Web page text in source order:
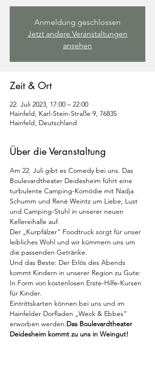
Anmeldung geschlossen
Jetzt andere Veranstaltungen
ansehen
Zeit & Ort
22. Juli 2023, 17:00 – 22:00
Hainfeld, Karl-Stein-Straße 9, 76835
Hainfeld, Deutschland
Über die Veranstaltung
Am 22. Juli gibt es Comedy bei uns. Das
Boulevardtheater Deidesheim führt eine
turbulente Camping-Komödie mit Nadja
Schumm und René Weintz um Liebe, Lust
und Camping-Stuhl in unserer neuen
Kellereihalle auf.
Der „Kurpfälzer“ Foodtruck sorgt für unser
leibliches Wohl und wir kümmern uns um
die passenden Getränke.
Und das Beste: Der Erlös des Abends
kommt Kindern in unserer Region zu Gute:
In Form von kostenlosen Erste-Hilfe-Kursen
für Kinder.
Eintrittskarten können bei uns und im
Hainfelder Dorfladen „Weck & Ebbes“
erworben werden.Das Boulevardtheater